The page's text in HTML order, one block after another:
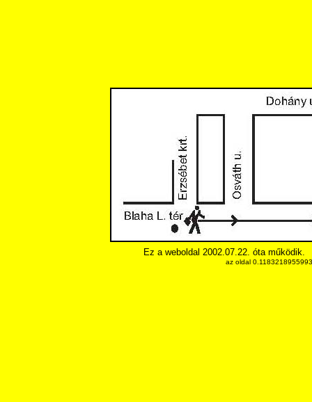
Ez a weboldal 2002.07.22. óta működik.
az oldal